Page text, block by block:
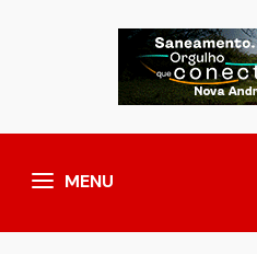
MENU